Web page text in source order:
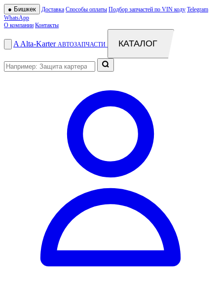
● Бишкек Доставка Способы оплаты Подбор запчастей по VIN коду Telegram
WhatsApp
О компании Контакты
A Alta-Karter АВТОЗАПЧАСТИ КАТАЛОГ